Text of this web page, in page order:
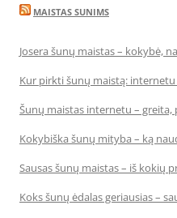
MAISTAS SUNIMS
Josera šunų maistas – kokybė,
Kur pirkti šunų maistą:
Šunų maistas internetu – greita,
Kokybiška šunų mityba – ką
Sausas šunų maistas – iš kokių
Koks šunų ėdalas geriausias –